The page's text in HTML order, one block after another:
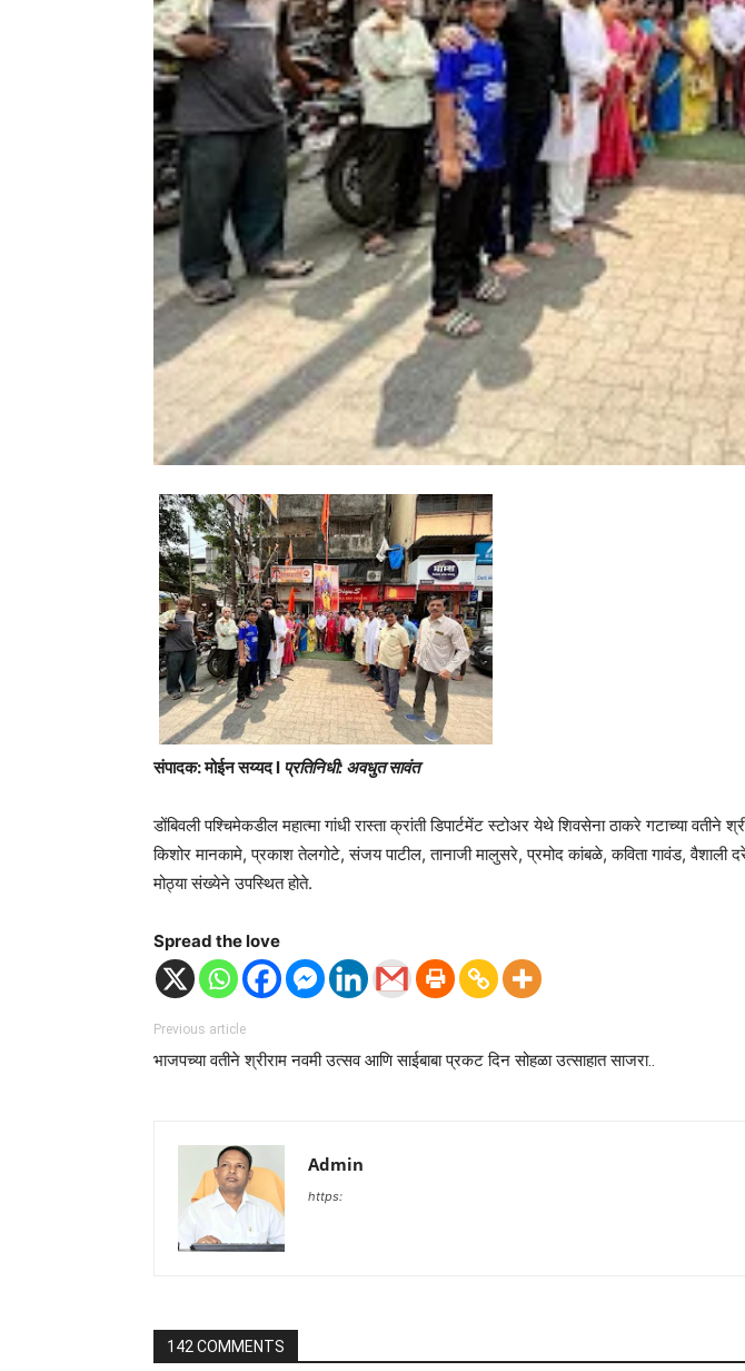
संपादक: मोईन सय्यद l प्रतिनिधी: अवधुत सावंत
डोंबिवली पश्चिमेकडील महात्मा गांधी रास्ता क्रांती डिपार्टमेंट स्टोअर येथे शिवसेना ठाकरे गटाच्या
किशोर मानकामे, प्रकाश तेलगोटे, संजय पाटील, तानाजी मालुसरे, प्रमोद कांबळे, कविता गावंड, वैशाली
मोठ्या संख्येने उपस्थित होते.
Spread the love
Previous article
भाजपच्या वतीने श्रीराम नवमी उत्सव आणि साईबाबा प्रकट दिन सोहळा उत्साहात साजरा..
Admin
https:
142 COMMENTS